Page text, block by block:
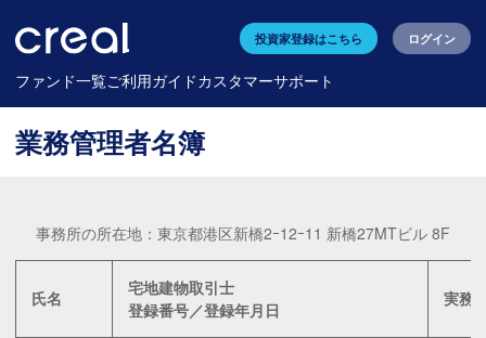
投資家登録はこちら ログイン
ファンド一覧ご利用ガイドカスタマーサポート
業務管理者名簿
事務所の所在地：東京都港区新橋2ｰ12ｰ11 新橋27MTビル 8F
氏名
宅地建物取引士
登録番号／登録年月日
実務